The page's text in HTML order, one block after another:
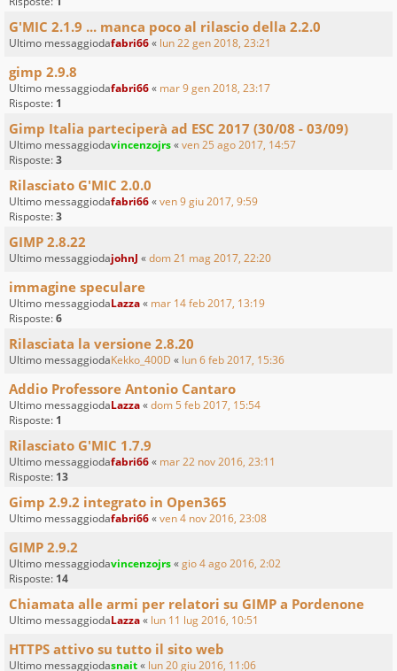
G'MIC 2.1.9 ... manca poco al rilascio della 2.2.0
Ultimo messaggiodafabri66« lun 22 gen 2018, 23:21
gimp 2.9.8
Ultimo messaggiodafabri66« mar 9 gen 2018, 23:17
Risposte: 1
Gimp Italia parteciperà ad ESC 2017 (30/08 - 03/09)
Ultimo messaggiodavincenzojrs«ven 25 ago 2017, 14:57
Risposte:3
Rilasciato G'MIC 2.0.0
Ultimo messaggiodafabri66«ven 9 giu 2017, 9:59
Risposte:3
GIMP 2.8.22
Ultimo messaggiodajohnJ «dom 21 mag 2017, 22:20
immagine speculare
Ultimo messaggiodaLazza« mar 14 feb 2017, 13:19
Risposte:6
Rilasciata la versione 2.8.20
Ultimo messaggiodaKekko_400D « lun 6 feb 2017, 15:36
Addio Professore Antonio Cantaro
Ultimo messaggiodaLazza«dom 5 feb 2017, 15:54
Risposte: 1
Rilasciato G'MIC 1.7.9
Ultimo messaggiodafabri66« mar 22 nov 2016, 23:11
Risposte: 13
Gimp 2.9.2 integrato in Open365
Ultimo messaggiodafabri66«ven 4 nov 2016, 23:08
GIMP 2.9.2
Ultimo messaggiodavincenzojrs«gio 4 ago 2016, 2:02
Risposte: 14
Chiamata alle armi per relatori su GIMP a Pordenone
Ultimo messaggiodaLazza« lun 11 lug 2016, 10:51
HTTPS attivo su tutto il sito web
Ultimo messaggiodasnait« lun 20 giu 2016, 11:06